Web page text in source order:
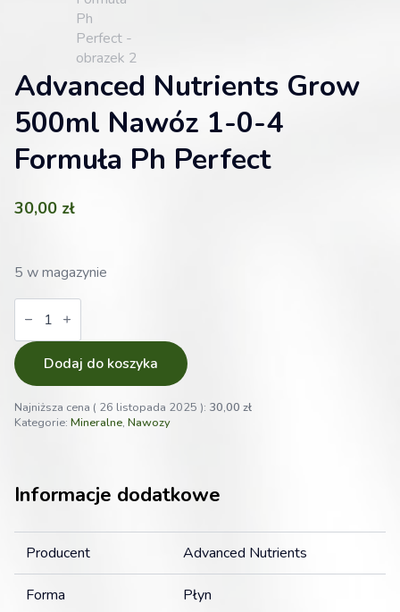
Advanced Nutrients Grow
500ml Nawóz 1-0-4
Formuła Ph Perfect
30,00 zł
5 w magazynie
ilość
Advanced
Grow
500ml
Nawóz
1-
0-
4
Formuła
Dodaj do koszyka
Najniższa cena ( 26 listopada 2025 ): 30,00 zł
Kategorie: Mineralne, Nawozy
Informacje dodatkowe
Producent Advanced Nutrients
Forma Płyn